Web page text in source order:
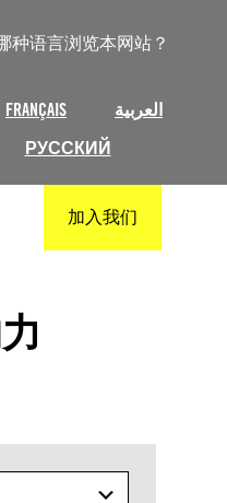
种语言浏览本网站？
FRANÇAIS
العربية
РУССКИЙ
加入我们